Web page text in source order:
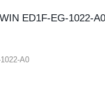
ED1F-EG-1022-A0
A0